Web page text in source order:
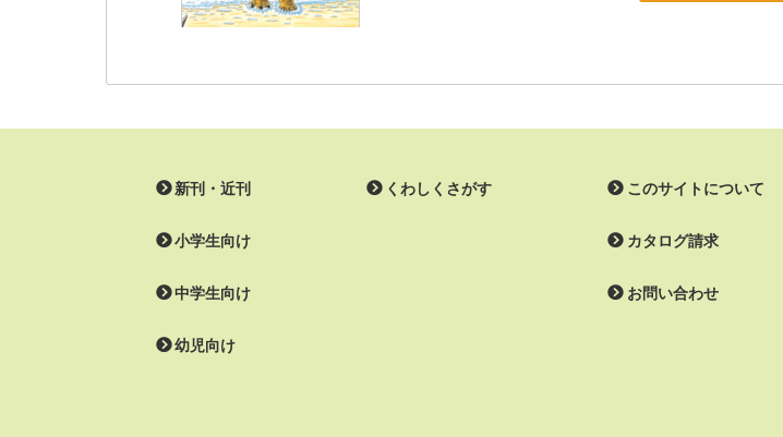
新刊・近刊
小学生向け
中学生向け
幼児向け
くわしくさがす このサイトについて
カタログ請求
お問い合わせ